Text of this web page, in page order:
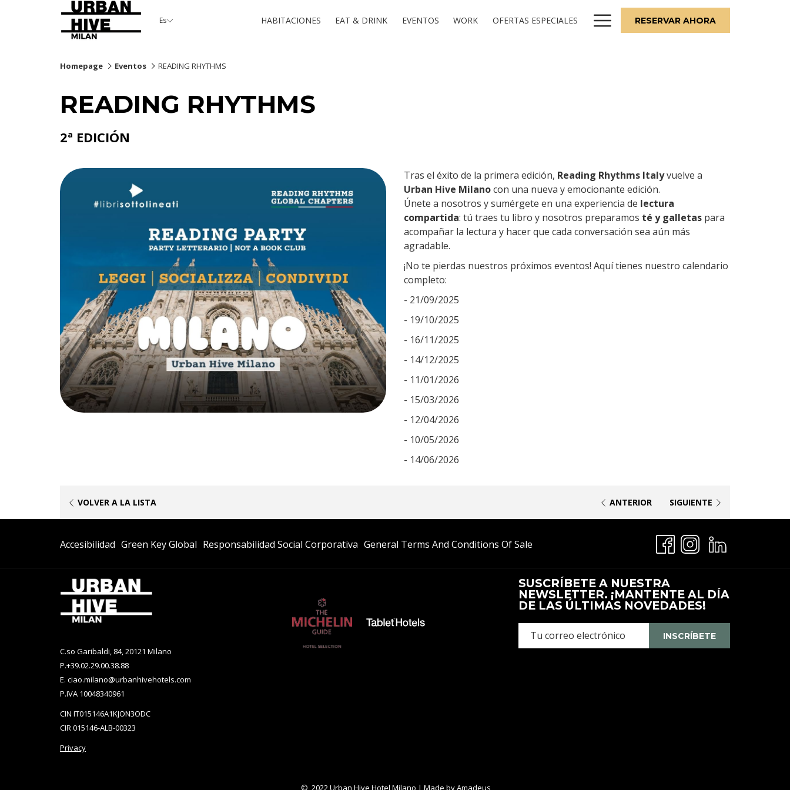
Es HABITACIONES EAT & DRINK EVENTOS WORK OFERTAS ESPECIALES Hamburger
MenuRESERVAR AHORA
Homepage Eventos READING RHYTHMS
READING RHYTHMS
2ª EDICIÓN
Tras el éxito de la primera edición, Reading Rhythms Italyvuelve a
Urban Hive Milanocon una nueva y emocionante edición.
Únete a nosotros y sumérgete en una experiencia de lectura
compartida: tú traes tu libro y nosotros preparamos té y galletas para
acompañar la lectura y hacer que cada conversación sea aún más
agradable.
¡No te pierdas nuestros próximos eventos! Aquí tienes nuestro calendario
completo:
- 21/09/2025
- 19/10/2025
- 16/11/2025
- 14/12/2025
- 11/01/2026
- 15/03/2026
- 12/04/2026
- 10/05/2026
- 14/06/2026
VOLVER A LA LISTA
NUEVA
ANTERIOR SIGUIENTE
Accesibilidad Abre
Una
Nueva
Pestaña
Green Key Global Abre
Una
Responsabilidad Social Corporativa Abre
Una
General Terms And Conditions Of Sale
Una
Nueva
Pestaña
C.so Garibaldi, 84, 20121 Milano
P.+39.02.29.00.38.88
E. ciao.milano@urbanhivehotels.com
P.IVA 10048340961
CIN IT015146A1KJON3ODC
CIR 015146-ALB-00323
Privacy
SUSCRÍBETE A NUESTRA
NEWSLETTER. ¡MANTENTE AL DÍA
DE LAS ÚLTIMAS NOVEDADES!
INSCRÍBETE